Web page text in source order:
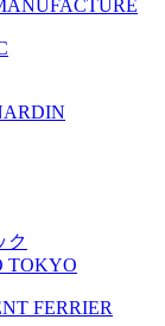
ク
TOKYO
FERRIER